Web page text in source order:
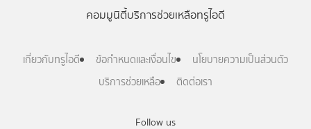
Follow us
คอมมูนิตี้บริการช่วยเหลือทรูไอดี
เกี่ยวกับทรูไอดี ข้อกำหนดและเงื่อนไข
นโยบายความเป็นส่วนตัว
บริการช่วยเหลือ
ติดต่อเรา